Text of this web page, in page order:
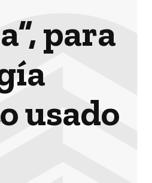
para
usado